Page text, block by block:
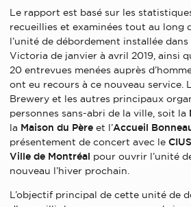
Le rapport est basé sur les
recueillies et examinées tout au long
l’unité de débordement installée
Victoria de janvier à avril 2019, ainsi
20 entrevues menées auprès
ont eu recours à ce nouveau service.
Brewery et les autres principaux
personnes sans-abri de la ville, soit la
la Maison du Père et l’Accueil
présentement de concert avec le
Ville de Montréal pour ouvrir l’unité
nouveau l’hiver prochain.
L’objectif principal de cette unité de